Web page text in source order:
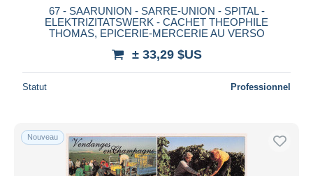
67 - SAARUNION - SARRE-UNION - SPITAL -
ELEKTRIZITATSWERK - CACHET THEOPHILE
THOMAS, EPICERIE-MERCERIE AU VERSO
± 33,29 $US
Statut Professionnel
Nouveau